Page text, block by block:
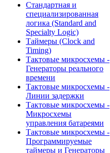
Стандартная и
специализированная
логика (Standard and
Specialty Logic)
Таймеры (Clock and
Timing)
Тактовые микросхемы -
Генераторы реального
времени
Тактовые микросхемы -
Линии задержки
Тактовые микросхемы -
Микросхемы
управления батареями
Тактовые микросхемы -
Программируемые
таймеры и Генераторы